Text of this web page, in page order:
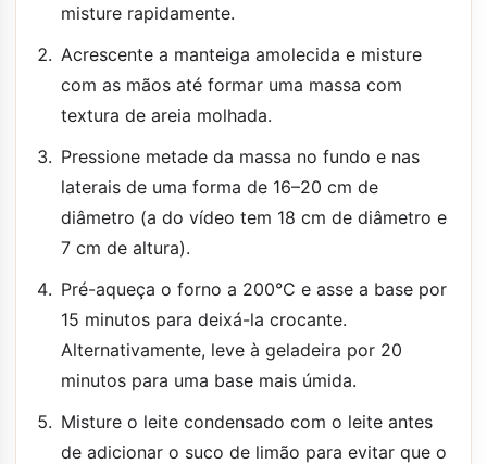
misture rapidamente.
Acrescente a manteiga amolecida e misture
com as mãos até formar uma massa com
textura de areia molhada.
Pressione metade da massa no fundo e nas
laterais de uma forma de 16–20 cm de
diâmetro (a do vídeo tem 18 cm de diâmetro e
7 cm de altura).
Pré-aqueça o forno a 200°C e asse a base por
15 minutos para deixá-la crocante.
Alternativamente, leve à geladeira por 20
minutos para uma base mais úmida.
Misture o leite condensado com o leite antes
de adicionar o suco de limão para evitar que o